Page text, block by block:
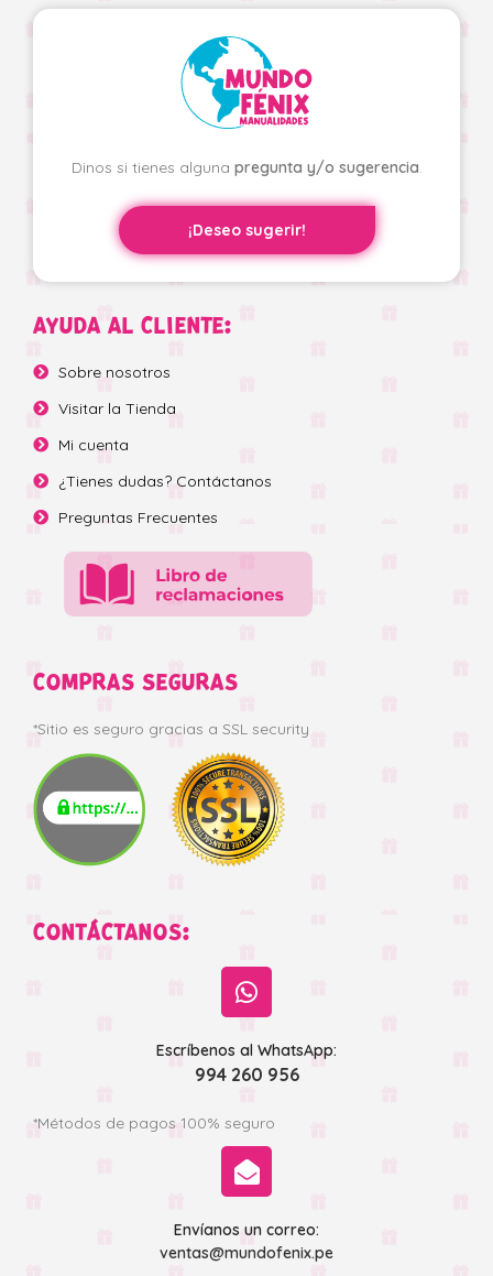
Dinos si tienes alguna pregunta y/o sugerencia.
¡Deseo sugerir!
AYUDA AL CLIENTE:
Sobre nosotros
Visitar la Tienda
Mi cuenta
¿Tienes dudas? Contáctanos
Preguntas Frecuentes
COMPRAS SEGURAS
*Sitio es seguro gracias a SSL security
CONTÁCTANOS:
Escríbenos al WhatsApp:
994 260 956
*Métodos de pagos 100% seguro
Envíanos un correo:
ventas@mundofenix.pe